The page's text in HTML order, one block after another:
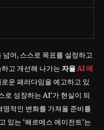
어, 스스로 목표를 설정하고
고 개선해 나가는 자율AI 에
운 패러다임을 예고하고 있
로 성장하는 AI’가 현실이 되
적인 변화를 가져올 준비를
있는 ‘헤르메스 에이전트’는